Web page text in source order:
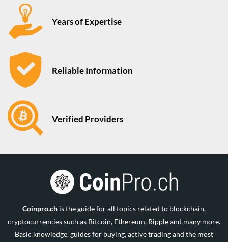
Years of Expertise
Reliable Information
Verified Providers
Coinpro.ch is the guide for all topics related to blockchain,
cryptocurrencies such as Bitcoin, Ethereum, Ripple and many more.
Basic knowledge, guides for buying, active trading and the most